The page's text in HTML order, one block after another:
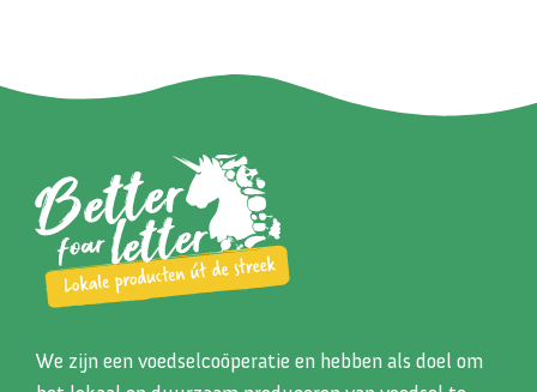
We zijn een voedselcoöperatie en hebben als doel om